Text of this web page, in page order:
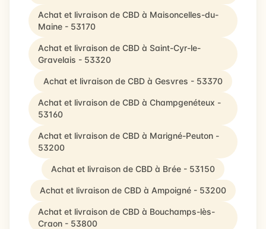
Achat et livraison de CBD à Maisoncelles-du-
Maine - 53170
Achat et livraison de CBD à Saint-Cyr-le-
Gravelais - 53320
Achat et livraison de CBD à Gesvres - 53370
Achat et livraison de CBD à Champgenéteux -
53160
Achat et livraison de CBD à Marigné-Peuton -
53200
Achat et livraison de CBD à Brée - 53150
Achat et livraison de CBD à Ampoigné - 53200
Achat et livraison de CBD à Bouchamps-lès-
Craon - 53800